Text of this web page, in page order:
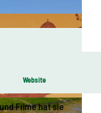
Gärtner, Tourismus Marketing Ges
ellschaft Sachsen mbH
Website
Burgen und
Filme hat sie